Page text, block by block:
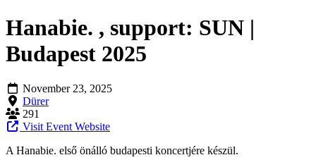
Hanabie. , support: SUN |
Budapest 2025
November 23, 2025
Dürer
291
Visit Event Website
A Hanabie. első önálló budapesti koncertjére készül.